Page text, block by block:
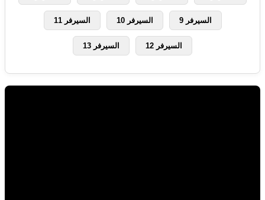
السيرفر 9 السيرفر 10 السيرفر 11
السيرفر 12 السيرفر 13